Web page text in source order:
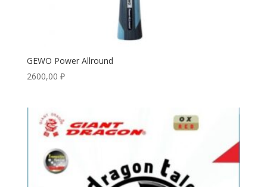
GEWO Power Allround
2600,00 ₽